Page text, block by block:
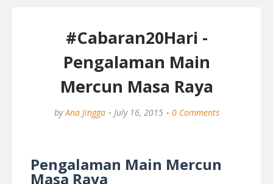
#Cabaran20Hari -
Pengalaman Main
Mercun Masa Raya
by Ana Jingga July 16, 2015 0 Comments
Pengalaman Main Mercun
Masa Raya